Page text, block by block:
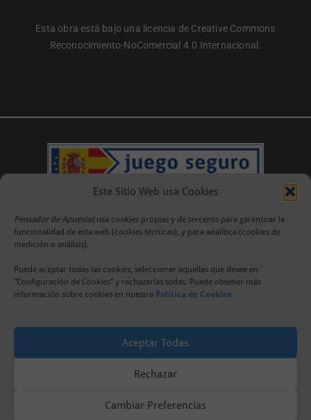
Este Sitio Web usa Cookies
Pensador de Apuestas usa cookies propias y de terceros para garantizar la
funcionalidad de esta web (cookies técnicas), y para analítica (cookies de
medición o análisis).
Puede aceptar todas las cookies, seleccionar aquellas que desee en
“Configuración de Cookies” y rechazarlas todas. Puede obtener más
información sobre cookies en nuestra Política de Cookies
Aceptar Todas
Rechazar
Cambiar Preferencias
Esta obra está bajo una licencia de Creative Commons
Reconocimiento-NoComercial 4.0 Internacional.